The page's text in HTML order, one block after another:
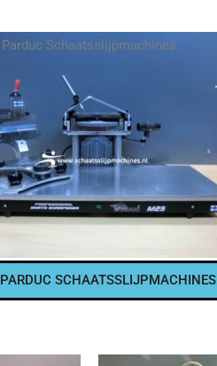
PARDUC SCHAATSSLIJPMACHINES
Parduc Schaatsslijpmachines